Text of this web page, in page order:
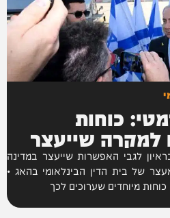
כוחות
למקרה שייעצר
לגבי האפשרות שייעצר במדינה
של בית הדין הבינלאומי בהאג •
מיוחדים שערוכים לכך